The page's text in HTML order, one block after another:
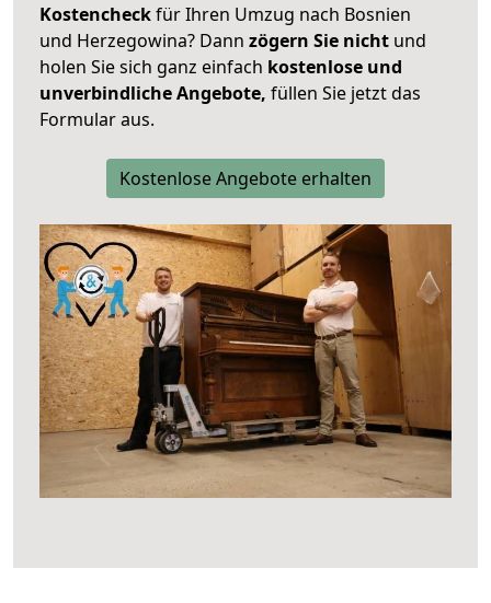
Kostencheckfür Ihren Umzug nach Bosnien
und Herzegowina? Dann zögern Sie nicht und
holen Sie sich ganz einfach kostenlose und
unverbindliche Angebote, füllen Sie jetzt das
Formular aus.
Kostenlose Angebote erhalten